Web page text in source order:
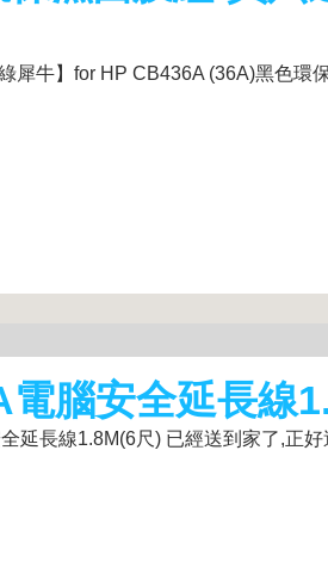
犀牛】for HP CB436A (36A)黑色
腦安全延長線
延長線1.8M(6尺) 已經送到家了,正